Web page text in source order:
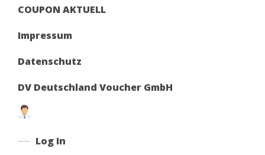
COUPON AKTUELL
Impressum
Datenschutz
DV Deutschland Voucher GmbH
Log In